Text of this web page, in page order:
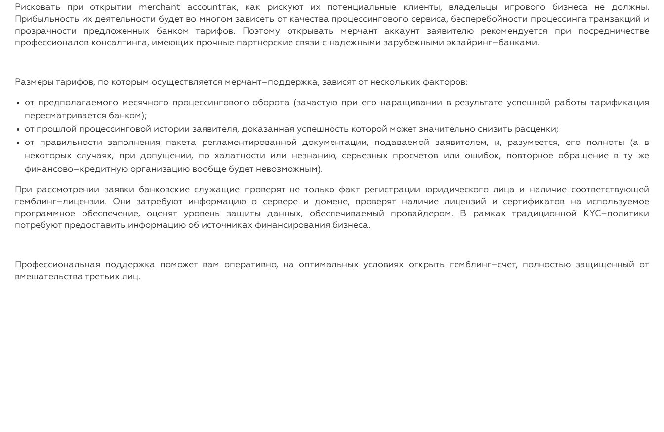
Рисковать при открытии merchant accountтак, как рискуют их потенциальные клиенты, владельцы игрового бизнеса не должны.
Прибыльность их деятельности будет во многом зависеть от качества процессингового сервиса, бесперебойности процессинга транзакций и
прозрачности предложенных банком тарифов. Поэтому открывать мерчант аккаунт заявителю рекомендуется при посредничестве
профессионалов консалтинга, имеющих прочные партнерские связи с надежными зарубежными эквайринг–банками.
Размеры тарифов, по которым осуществляется мерчант–поддержка, зависят от нескольких факторов:
от предполагаемого месячного процессингового оборота (зачастую при его наращивании в результате успешной работы тарификация
пересматривается банком);
от прошлой процессинговой истории заявителя, доказанная успешность которой может значительно снизить расценки;
от правильности заполнения пакета регламентированной документации, подаваемой заявителем, и, разумеется, его полноты (а в
некоторых случаях, при допущении, по халатности или незнанию, серьезных просчетов или ошибок, повторное обращение в ту же
финансово–кредитную организацию вообще будет невозможным).
При рассмотрении заявки банковские служащие проверят не только факт регистрации юридического лица и наличие соответствующей
гемблинг–лицензии. Они затребуют информацию о сервере и домене, проверят наличие лицензий и сертификатов на используемое
программное обеспечение, оценят уровень защиты данных, обеспечиваемый провайдером. В рамках традиционной KYC–политики
потребуют предоставить информацию об источниках финансирования бизнеса.
Профессиональная поддержка поможет вам оперативно, на оптимальных условиях открыть гемблинг–счет, полностью защищенный от
вмешательства третьих лиц.